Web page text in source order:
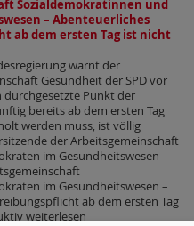
Sozialdemokratinnen und
– Abenteuerliches
ab dem ersten Tag ist nicht
warnt der
Gesundheit der SPD vor
durchgesetzte Punkt der
bereits ab dem ersten Tag
werden muss, ist völlig
der Arbeitsgemeinschaft
im Gesundheitswesen
im Gesundheitswesen –
ab dem ersten Tag
weiterlesen